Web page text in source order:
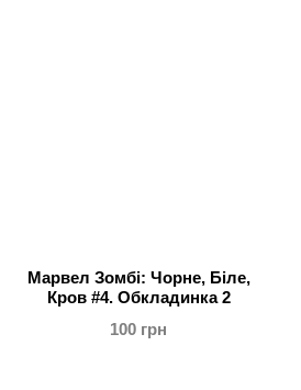
Марвел Зомбі: Чорне, Біле,
Кров #4. Обкладинка 2
100 грн